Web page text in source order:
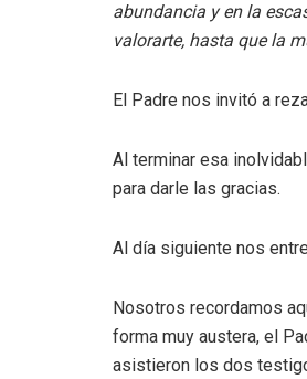
abundancia y en la
valorarte, hasta que la
El Padre nos invitó a
Al terminar esa
para darle las gracias.
Al día siguiente nos
Nosotros recordamos
forma muy austera, el
asistieron los dos